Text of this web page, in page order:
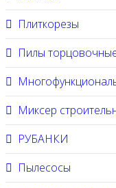
Плиткорезы
Пилы
Миксер
РУБАНКИ
Пылесосы